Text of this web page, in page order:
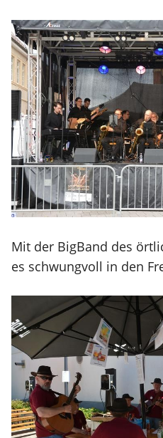
Mit der BigBand des
es schwungvoll in den